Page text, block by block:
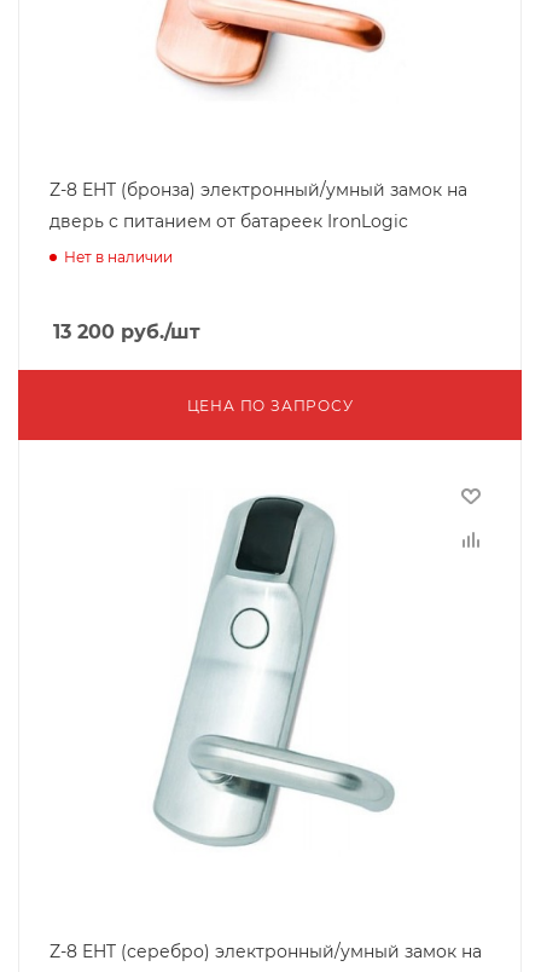
Z-8 EHT (бронза) электронный/умный замок на
дверь с питанием от батареек IronLogic
Нет в наличии
13 200 руб./шт
ЦЕНА ПО ЗАПРОСУ
Z-8 EHT (серебро) электронный/умный замок на